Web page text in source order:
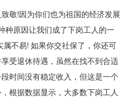
敬!因为你们也为祖国的经济发展
种原因让我们成了下岗工人的一
属不易! 如果你交社保了，你还可
受退休待遇，虽然在找不到合适
时间没有稳定收入，但这是一个
根据数据显示，大多数下岗工人